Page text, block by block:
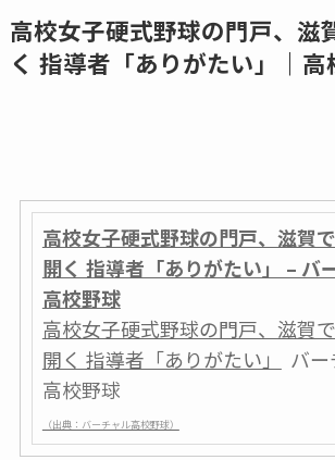
高校女子硬式野球の門戸、滋
く 指導者「ありがたい」｜高
高校女子硬式野球の門戸、滋賀
開く 指導者「ありがたい」 – バ
高校野球
高校女子硬式野球の門戸、滋賀
開く 指導者「ありがたい」
バ
高校野球
（出典：バーチャル高校野球）